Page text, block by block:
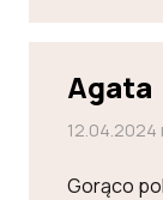
Agata
12.04.2024
Gorąco